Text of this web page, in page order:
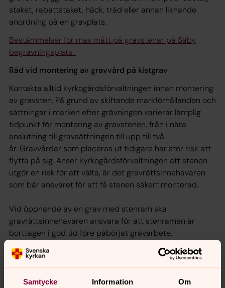
Samtycke Information Om
staket, rabattstaket, häck, träd eller annan liknande
anordning på en gravplats.
Bestämmelser för max mått på gravstenar på Säby
begravningsplats.
Råd vid montering av gravvård på kistgrav
Kontakta alltid kyrkogårdsförvaltningen innan montering
av gravsten. På grund av skiftande markförhållanden och
sättningar i marken efter grävningen varierar lämplig
tidpunkt för montering av gravstenen, från i nära
anslutning till gravsättningen till upp till två
år. Gravvårdar som placeras ut tidigare har stor risk att
flytta på sig. Anser kyrkogårdsförvaltningen att stenen
utgör en risk för att välta, är det gravrättsinnehavaren
som bär ansvaret för att få stenen säkert monterad.
Vid öppnande av en grav med stenram ska
gravrättsinnehavaren ansvara för att stenramen är
borttagen i god tid före påbörjat grävarbete.
Gravrättsinnehavaren ansvarar för att inga skador
uppkommer på omkringliggande gravvårdar, gräsytor,
träd etc.